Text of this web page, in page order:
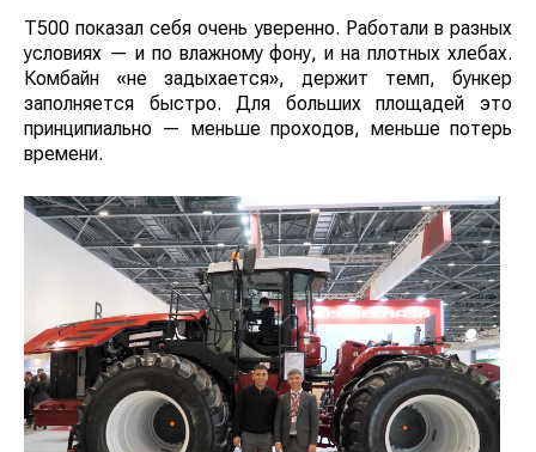
Т500 показал себя очень уверенно. Работали в разных
условиях — и по влажному фону, и на плотных хлебах.
Комбайн «не задыхается», держит темп, бункер
заполняется быстро. Для больших площадей это
принципиально — меньше проходов, меньше потерь
времени.